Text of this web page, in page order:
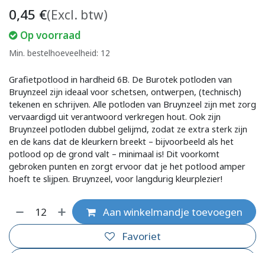
0,45 €(Excl. btw)
Op voorraad
Min. bestelhoeveelheid: 12
Grafietpotlood in hardheid 6B. De Burotek potloden van
Bruynzeel zijn ideaal voor schetsen, ontwerpen, (technisch)
tekenen en schrijven. Alle potloden van Bruynzeel zijn met zorg
vervaardigd uit verantwoord verkregen hout. Ook zijn
Bruynzeel potloden dubbel gelijmd, zodat ze extra sterk zijn
en de kans dat de kleurkern breekt – bijvoorbeeld als het
potlood op de grond valt – minimaal is! Dit voorkomt
gebroken punten en zorgt ervoor dat je het potlood amper
hoeft te slijpen. Bruynzeel, voor langdurig kleurplezier!
Aan winkelmandje toevoegen
Favoriet